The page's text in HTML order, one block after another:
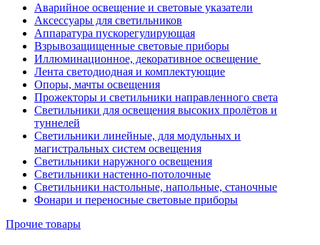
Аварийное освещение и световые указатели
Аксессуары для светильников
Аппаратура пускорегулирующая
Взрывозащищенные световые приборы
Иллюминационное, декоративное освещение
Лента светодиодная и комплектующие
Опоры, мачты освещения
Прожекторы и светильники направленного света
Светильники для освещения высоких пролётов и
туннелей
Светильники линейные, для модульных и
магистральных систем освещения
Светильники наружного освещения
Светильники настенно-потолочные
Светильники настольные, напольные, станочные
Фонари и переносные световые приборы
Прочие товары